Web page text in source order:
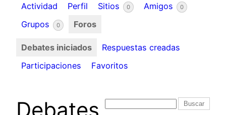
Actividad Perfil Sitios 0 Amigos 0
Grupos 0 Foros
Debates iniciados
Respuestas creadas
Participaciones
Favoritos
Debates